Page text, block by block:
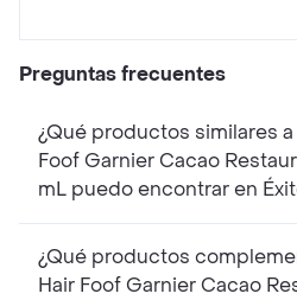
Preguntas frecuentes
¿Qué productos similares
Foof Garnier Cacao
mL puedo encontrar en
¿Qué productos
Hair Foof Garnier Cacao